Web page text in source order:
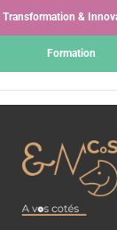
Transformation &
Formation